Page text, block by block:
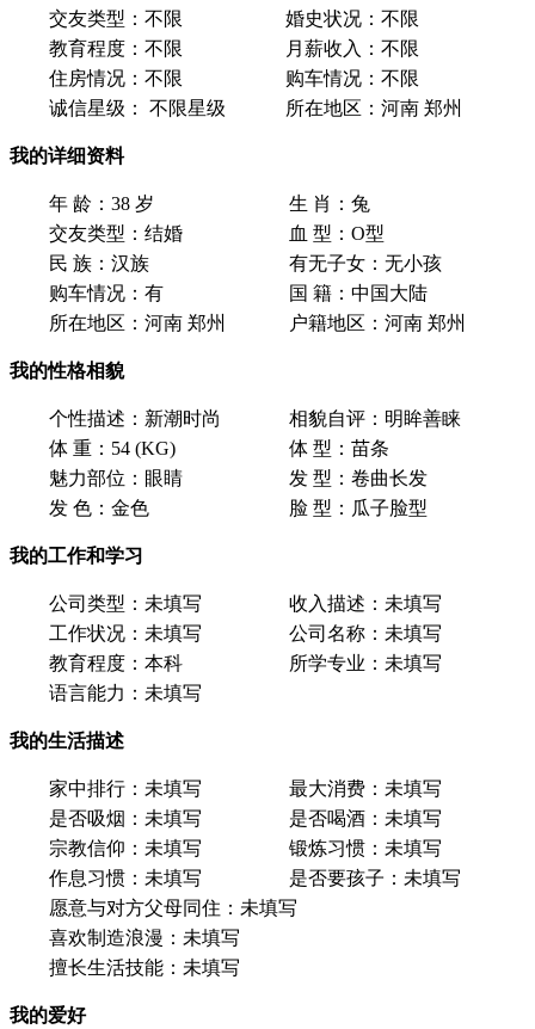
交友类型： 不限 婚史状况： 不限
教育程度： 不限 月薪收入： 不限
住房情况： 不限 购车情况： 不限
诚信星级： 不限星级 所在地区： 河南 郑州
我的详细资料
年 龄： 38 岁 生 肖： 兔
交友类型： 结婚 血 型： O型
民 族： 汉族 有无子女： 无小孩
购车情况： 有 国 籍： 中国大陆
所在地区： 河南 郑州 户籍地区： 河南 郑州
我的性格相貌
个性描述： 新潮时尚 相貌自评： 明眸善睐
体 重： 54 (KG) 体 型： 苗条
魅力部位： 眼睛 发 型： 卷曲长发
发 色： 金色 脸 型： 瓜子脸型
我的工作和学习
公司类型： 未填写 收入描述： 未填写
工作状况： 未填写 公司名称： 未填写
教育程度： 本科 所学专业： 未填写
语言能力： 未填写
我的生活描述
家中排行： 未填写 最大消费： 未填写
是否吸烟： 未填写 是否喝酒： 未填写
宗教信仰： 未填写 锻炼习惯： 未填写
作息习惯： 未填写 是否要孩子： 未填写
愿意与对方父母同住： 未填写
喜欢制造浪漫： 未填写
擅长生活技能： 未填写
我的爱好